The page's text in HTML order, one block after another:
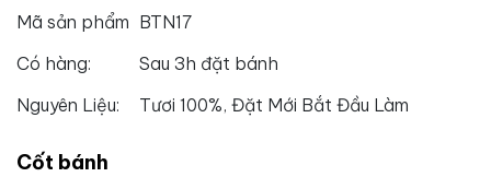
Mã sản phẩm BTN17
Có hàng:
Sau 3h đặt bánh
Nguyên Liệu:
Tươi 100%, Đặt Mới Bắt Đầu Làm
Cốt bánh